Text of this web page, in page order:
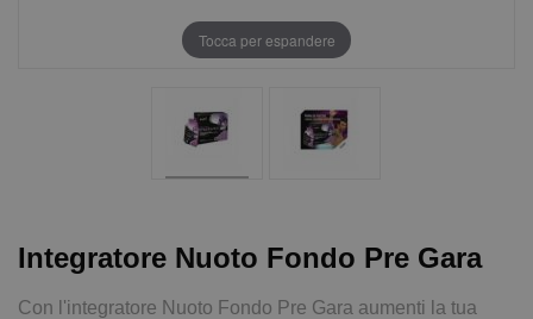
Tocca per espandere
Integratore Nuoto Fondo Pre Gara
Con l'integratore Nuoto Fondo Pre Gara aumenti la tua